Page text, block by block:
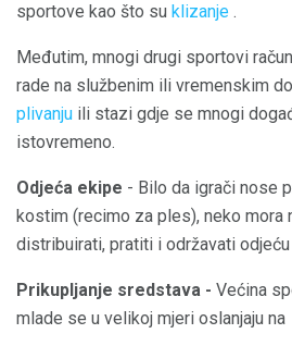
sportove kao što su klizanje .
Međutim, mnogi drugi sportovi
rade na službenim ili vremenskim
plivanju ili stazi gdje se mnogi
istovremeno.
Odjeća ekipe - Bilo da igrači nose
kostim (recimo za ples), neko mora
distribuirati, pratiti i održavati
Prikupljanje sredstava - Većina
mlade se u velikoj mjeri oslanjaju na